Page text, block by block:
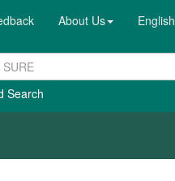
About Us English
Search